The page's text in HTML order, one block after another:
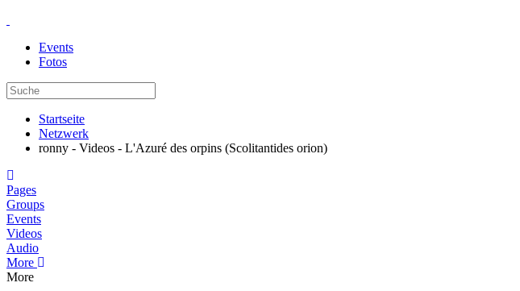
Events
Fotos
Startseite
Netzwerk
ronny - Videos - L'Azuré des orpins (Scolitantides orion)
Pages
Groups
Events
Videos
Audio
More
More